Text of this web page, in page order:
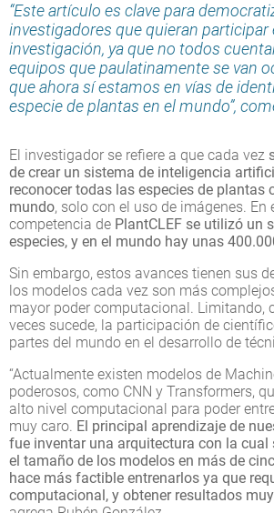
“Este artículo es clave para
investigadores que quieran participar
investigación, ya que no todos
equipos que paulatinamente se van
que ahora sí estamos en vías de
especie de plantas en el mundo”,
El investigador se refiere a que cada vez
de crear un sistema de inteligencia
reconocer todas las especies de plantas
mundo, solo con el uso de imágenes. En
competencia de PlantCLEF se utilizó un
especies, y en el mundo hay unas
Sin embargo, estos avances tienen sus
los modelos cada vez son más
mayor poder computacional. Limitando,
veces sucede, la participación de
partes del mundo en el desarrollo de
“Actualmente existen modelos de
poderosos, como CNN y Transformers,
alto nivel computacional para poder
muy caro. El principal aprendizaje de
fue inventar una arquitectura con la cual
el tamaño de los modelos en más de
hace más factible entrenarlos ya que
computacional, y obtener resultados